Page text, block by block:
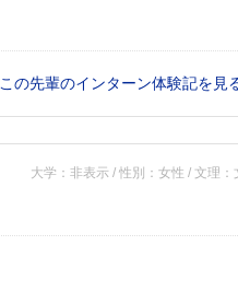
この先輩のインターン体験記を見
大学：非表示 / 性別：女性 / 文理：